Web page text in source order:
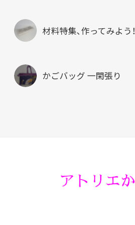
材料特集、作ってみよう！
かごバッグ 一閑張り